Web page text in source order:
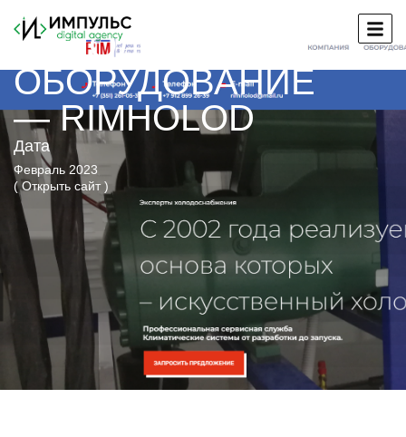
ХОЛОДИЛЬНОЕ
ОБОРУДОВАНИЕ
— RIMHOLOD
Дата
Февраль 2023
( Открыть сайт )